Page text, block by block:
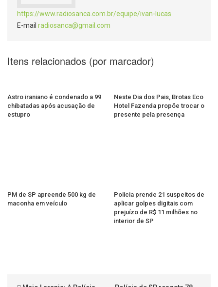
https://www.radiosanca.com.br/equipe/ivan-lucas
E-mail radiosanca@gmail.com
Itens relacionados (por marcador)
Astro iraniano é condenado a 99
chibatadas após acusação de
estupro
Neste Dia dos Pais, Brotas Eco
Hotel Fazenda propõe trocar o
presente pela presença
PM de SP apreende 500 kg de
maconha em veículo
Polícia prende 21 suspeitos de
aplicar golpes digitais com
prejuízo de R$ 11 milhões no
interior de SP